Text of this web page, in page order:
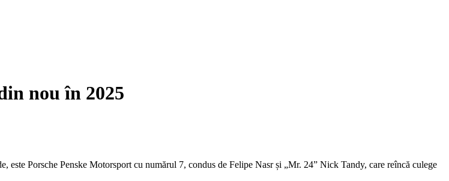
nou în 2025
Porsche Penske Motorsport cu numărul 7, condus de Felipe Nasr și „Mr. 24” Nick Tandy, care reîncă culege